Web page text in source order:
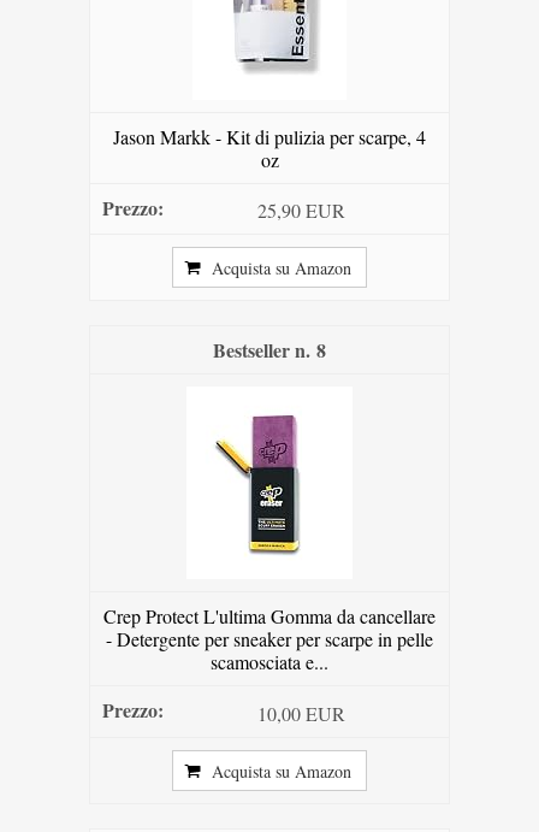
Jason Markk - Kit di pulizia per scarpe, 4
oz
25,90 EUR
Acquista su Amazon
8
Crep Protect L'ultima Gomma da cancellare
- Detergente per sneaker per scarpe in pelle
scamosciata e...
10,00 EUR
Acquista su Amazon